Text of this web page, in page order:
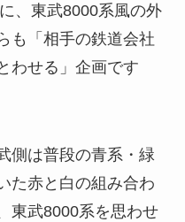
、東武8000系風の外
も「相手の鉄道会社
わせる」企画です
側は普段の青系・緑
た赤と白の組み合わ
東武8000系を思わせ